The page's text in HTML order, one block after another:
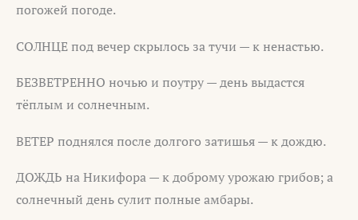
погожей погоде.
СОЛНЦЕ под вечер скрылось за тучи — к ненастью.
БЕЗВЕТРЕННО ночью и поутру — день выдастся
тёплым и солнечным.
ВЕТЕР поднялся после долгого затишья — к дождю.
ДОЖДЬ на Никифора — к доброму урожаю грибов; а
солнечный день сулит полные амбары.